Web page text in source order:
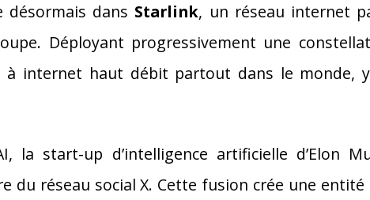
désormais dans Starlink, un réseau internet
Déployant progressivement une
internet haut débit partout dans le monde,
la start-up d’intelligence artificielle d’Elon
du réseau social X. Cette fusion crée une